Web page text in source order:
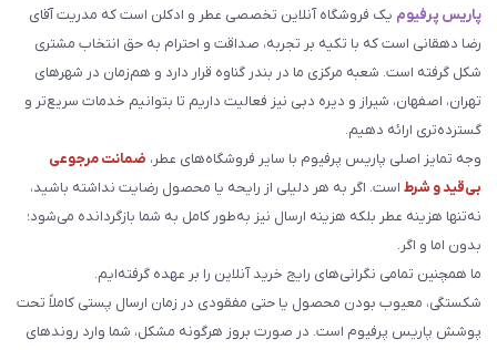
پاریس پرفیوم یک فروشگاه آنلاین تخصصی عطر و ادکلن است که مدریت آقای
رضا دهقانی است که با تکیه بر تجربه، صداقت و احترام به حق انتخاب مشتری
شکل گرفته است. شعبه مرکزی ما در بندر گناوه قرار دارد و هم‌زمان در شهرهای
تهران، اصفهان، شیراز و دیره دبی نیز فعالیت داریم تا بتوانیم خدمات سریع‌تر و
گسترده‌تری ارائه دهیم.
وجه تمایز اصلی پاریس پرفیوم با سایر فروشگاه‌های عطر، ضمانت مرجوعی
بی‌قید و شرط است. اگر به هر دلیلی از رایحه یا محصول رضایت نداشته باشید،
نه‌تنها هزینه عطر بلکه هزینه ارسال نیز به‌طور کامل به شما بازگردانده می‌شود؛
بدون اما و اگر.
ما همچنین تمامی نگرانی‌های رایج خرید آنلاین را بر عهده گرفته‌ایم.
شکستگی، معیوب بودن محصول یا حتی مفقودی در زمان ارسال پستی کاملاً تحت
پوشش پاریس پرفیوم است. در صورت بروز هرگونه مشکل، شما وارد روندهای